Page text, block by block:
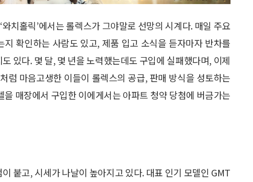
치홀릭’에서는 롤렉스가 그야말로 선망의 시계다. 매일 주요
확인하는 사람도 있고, 제품 입고 소식을 듣자마자 반차를
있다. 몇 달, 몇 년을 노력했는데도 구입에 실패했다며, 이제
럼 마음고생한 이들이 롤렉스의 공급, 판매 방식을 성토하는
매장에서 구입한 이에게서는 아파트 청약 당첨에 버금가는
붙고, 시세가 나날이 높아지고 있다. 대표 인기 모델인 GMT